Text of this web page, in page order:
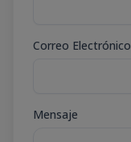
Correo Electrónico
Mensaje